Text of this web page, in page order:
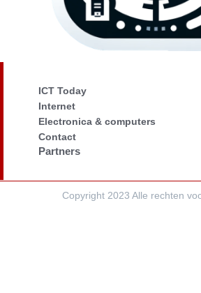
ICT Today
Internet
Electronica & computers
Contact
Partners
Copyright 2023 Alle rechten